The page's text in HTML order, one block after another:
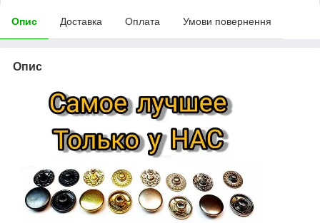
Опис Доставка Оплата Умови повернення
Опис